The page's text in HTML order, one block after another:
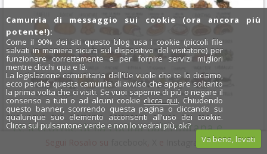
Le leccornie della cucina palermitana e
x
Instagram
Camurrìa di messaggio sui cookie (ora ancora più
potente!):
Come il 90% dei siti questo blog usa i cookie (piccoli file
salvati in maniera sicura sul dispositivo del visitatore) per
funzionare correttamente e per fornire servizi migliori
mentre clicchi qua e là.
La legislazione comunitaria dell'Ue vuole che te lo diciamo,
ecco perché questa camurrìa di avviso che appare soltanto
la prima volta che ci visiti. Se vuoi saperne di più o negare il
consenso a tutti o ad alcuni cookie clicca qui. Chiudendo
questo banner, scorrendo questa pagina o cliccando su
qualunque suo elemento acconsenti all'uso dei cookie.
Clicca sul pulsantone verde e non lo vedrai più, ok?
Va bene, levati